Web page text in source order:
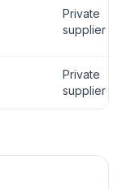
Private
supplier
Private
supplier